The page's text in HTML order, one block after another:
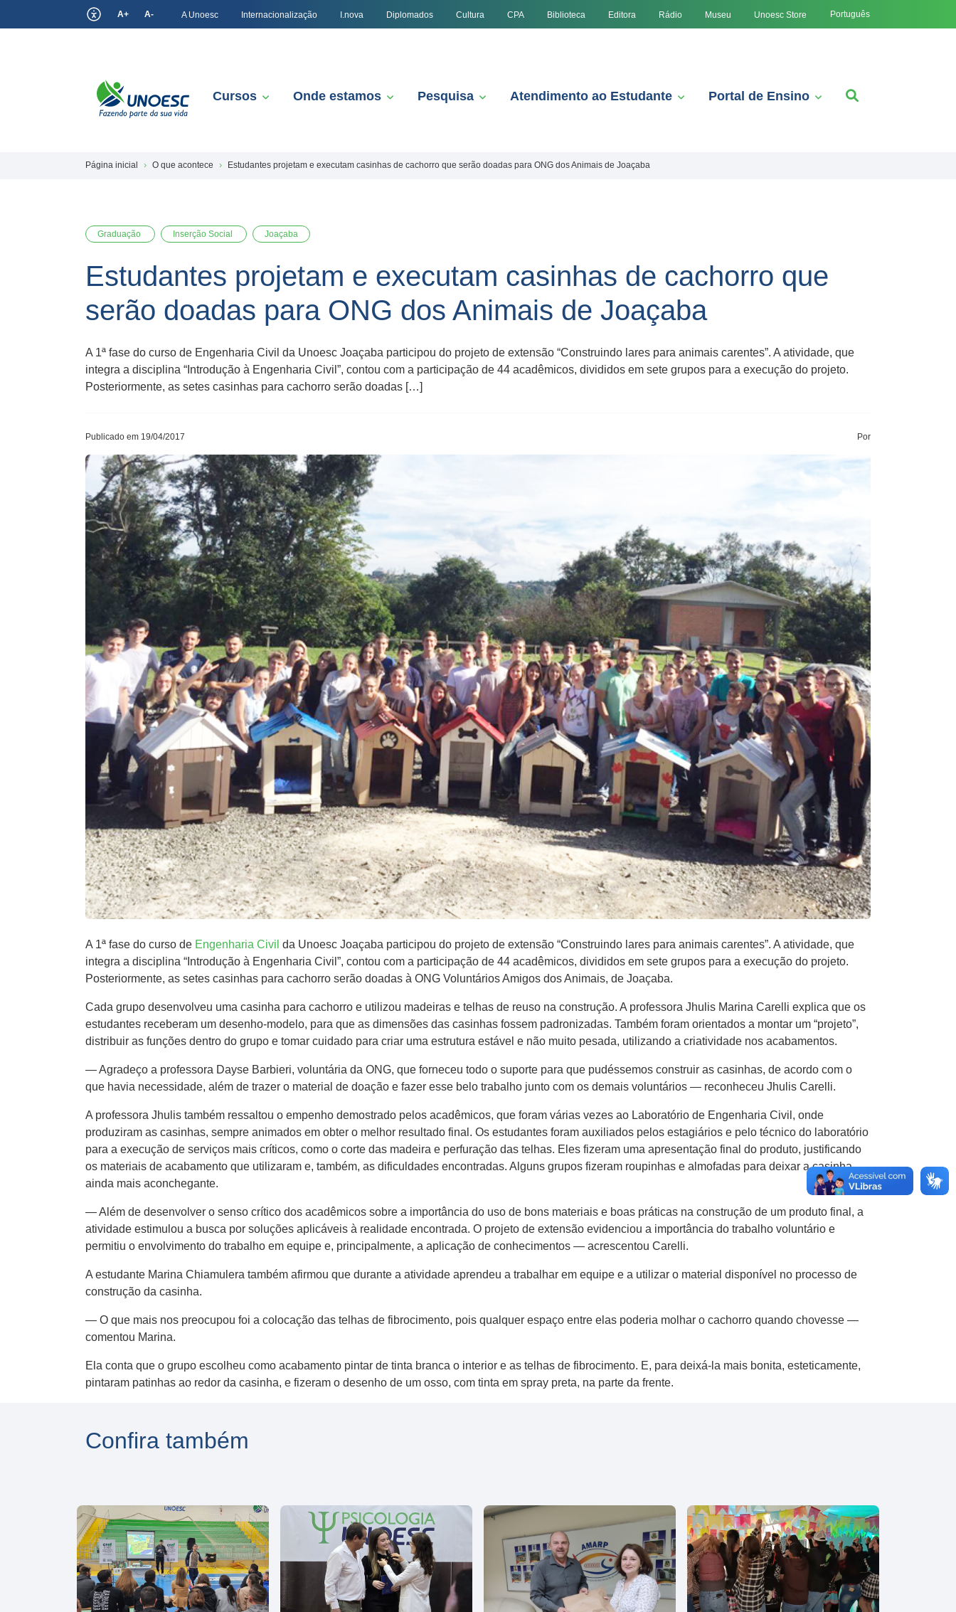
A+ A- A Unoesc Internacionalização I.nova Diplomados Cultura CPA Biblioteca Editora Rádio Museu Unoesc Store Português
Cursos Onde estamos Pesquisa Atendimento ao Estudante Portal de Ensino
Página inicial O que acontece Estudantes projetam e executam casinhas de cachorro que serão doadas para ONG dos Animais de Joaçaba
Graduação Inserção Social Joaçaba
Estudantes projetam e executam casinhas de cachorro que
serão doadas para ONG dos Animais de Joaçaba
A 1ª fase do curso de Engenharia Civil da Unoesc Joaçaba participou do projeto de extensão “Construindo lares para animais carentes”. A atividade, que
integra a disciplina “Introdução à Engenharia Civil”, contou com a participação de 44 acadêmicos, divididos em sete grupos para a execução do projeto.
Posteriormente, as setes casinhas para cachorro serão doadas […]
Publicado em 19/04/2017 Por
A 1ª fase do curso de Engenharia Civil da Unoesc Joaçaba participou do projeto de extensão “Construindo lares para animais carentes”. A atividade, que
integra a disciplina “Introdução à Engenharia Civil”, contou com a participação de 44 acadêmicos, divididos em sete grupos para a execução do projeto.
Posteriormente, as setes casinhas para cachorro serão doadas à ONG Voluntários Amigos dos Animais, de Joaçaba.
Cada grupo desenvolveu uma casinha para cachorro e utilizou madeiras e telhas de reuso na construção. A professora Jhulis Marina Carelli explica que os
estudantes receberam um desenho-modelo, para que as dimensões das casinhas fossem padronizadas. Também foram orientados a montar um “projeto”,
distribuir as funções dentro do grupo e tomar cuidado para criar uma estrutura estável e não muito pesada, utilizando a criatividade nos acabamentos.
— Agradeço a professora Dayse Barbieri, voluntária da ONG, que forneceu todo o suporte para que pudéssemos construir as casinhas, de acordo com o
que havia necessidade, além de trazer o material de doação e fazer esse belo trabalho junto com os demais voluntários — reconheceu Jhulis Carelli.
A professora Jhulis também ressaltou o empenho demostrado pelos acadêmicos, que foram várias vezes ao Laboratório de Engenharia Civil, onde
produziram as casinhas, sempre animados em obter o melhor resultado final. Os estudantes foram auxiliados pelos estagiários e pelo técnico do laboratório
para a execução de serviços mais críticos, como o corte das madeira e perfuração das telhas. Eles fizeram uma apresentação final do produto, justificando
os materiais de acabamento que utilizaram e, também, as dificuldades encontradas. Alguns grupos fizeram roupinhas e almofadas para deixar a casinha
ainda mais aconchegante.
— Além de desenvolver o senso crítico dos acadêmicos sobre a importância do uso de bons materiais e boas práticas na construção de um produto final, a
atividade estimulou a busca por soluções aplicáveis à realidade encontrada. O projeto de extensão evidenciou a importância do trabalho voluntário e
permitiu o envolvimento do trabalho em equipe e, principalmente, a aplicação de conhecimentos — acrescentou Carelli.
A estudante Marina Chiamulera também afirmou que durante a atividade aprendeu a trabalhar em equipe e a utilizar o material disponível no processo de
construção da casinha.
— O que mais nos preocupou foi a colocação das telhas de fibrocimento, pois qualquer espaço entre elas poderia molhar o cachorro quando chovesse —
comentou Marina.
Ela conta que o grupo escolheu como acabamento pintar de tinta branca o interior e as telhas de fibrocimento. E, para deixá-la mais bonita, esteticamente,
pintaram patinhas ao redor da casinha, e fizeram o desenho de um osso, com tinta em spray preta, na parte da frente.
Confira também